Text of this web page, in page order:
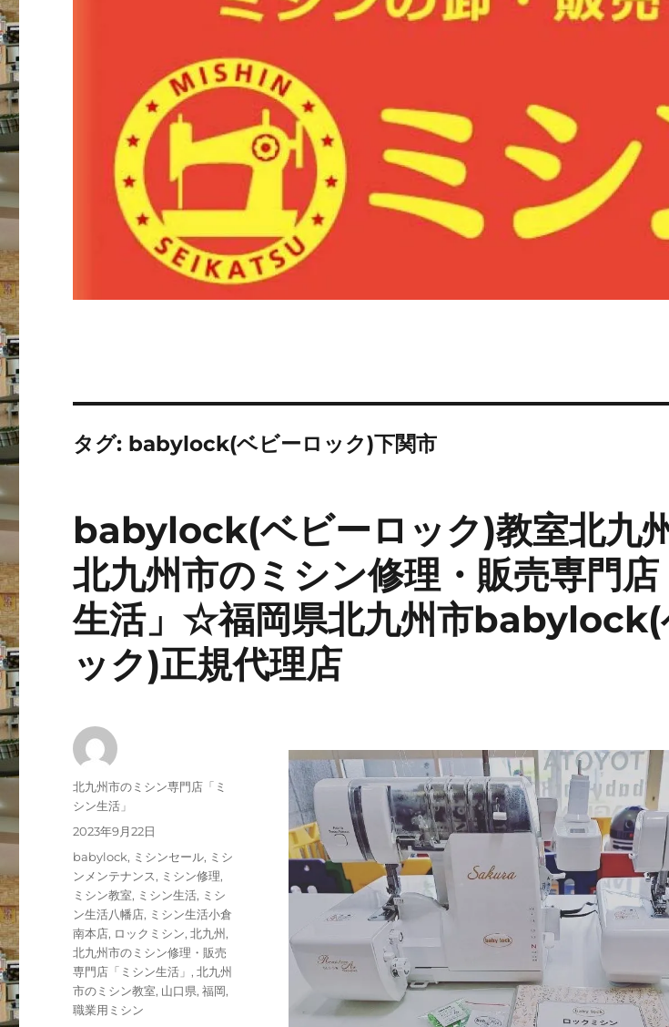
タグ: babylock(ベビーロック)下関市
babylock(ベビーロック)教室北九
北九州市のミシン修理・販売専門
生活」☆福岡県北九州市babylock(
ック)正規代理店
投
稿
北九州市のミシン専門店「ミ
シン生活」
投
稿
2023年9月22日
カ
テ
ゴ
リ
ー
babylock, ミシンセール, ミシ
ンメンテナンス, ミシン修理,
ミシン教室, ミシン生活, ミシ
ン生活八幡店, ミシン生活小倉
南本店, ロックミシン,北九州 ,
北九州市のミシン修理・販売
専門店「ミシン生活」 ,北九州
市のミシン教室, 山口県,福岡,
職業用ミシン